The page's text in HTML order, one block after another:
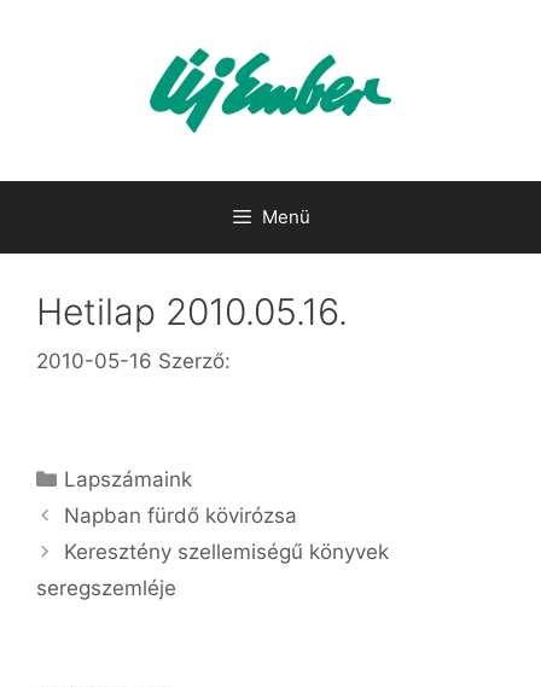
Menü
Hetilap 2010.05.16.
2010-05-16 Szerző:
Kategória
Lapszámaink
Napban fürdő kövirózsa
Keresztény szellemiségű könyvek
seregszemléje